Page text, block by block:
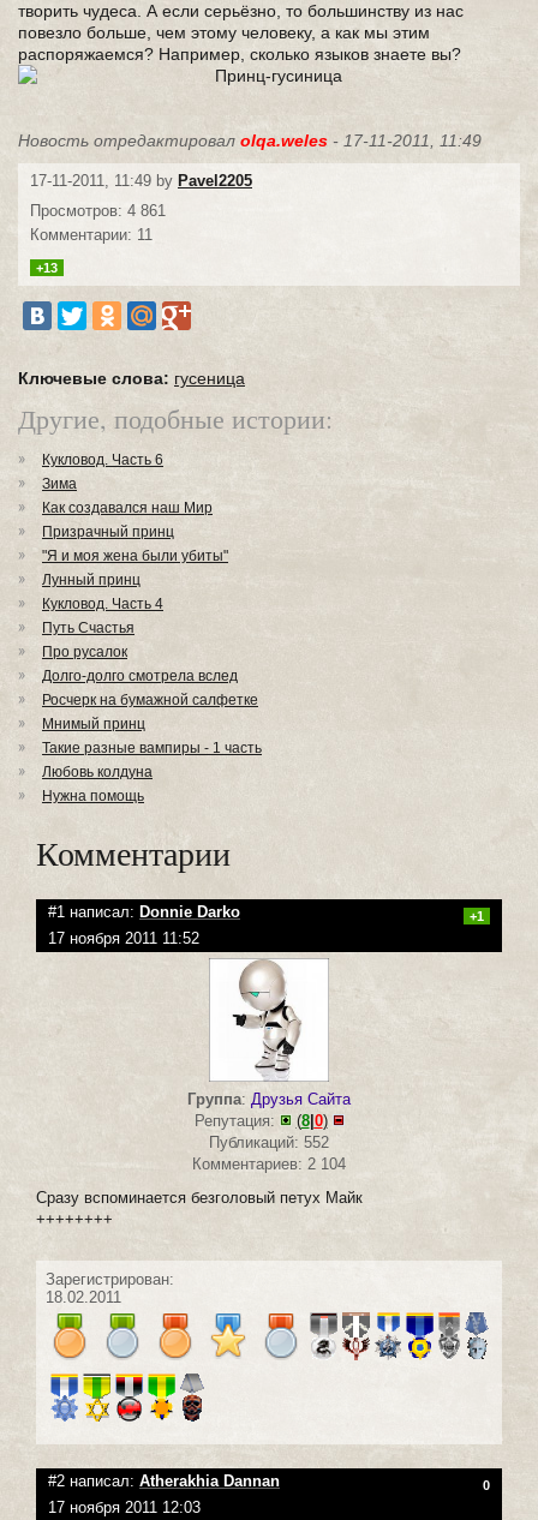
творить чудеса. А если серьёзно, то большинству из нас
повезло больше, чем этому человеку, а как мы этим
распоряжаемся? Например, сколько языков знаете вы?
Новость отредактировал olqa.weles - 17-11-2011, 11:49
17-11-2011, 11:49 by Pavel2205
Просмотров: 4 861
Комментарии: 11
+13
Ключевые слова: гусеница
Другие, подобные истории:
Кукловод. Часть 6
Зима
Как создавался наш Мир
Призрачный принц
"Я и моя жена были убиты"
Лунный принц
Кукловод. Часть 4
Путь Счастья
Про русалок
Долго-долго смотрела вслед
Росчерк на бумажной салфетке
Мнимый принц
Такие разные вампиры - 1 часть
Любовь колдуна
Нужна помощь
Комментарии
#1 написал: Donnie Darko +1
17 ноября 2011 11:52
Группа: Друзья Сайта
Репутация:
(8|0)
Публикаций: 552
Комментариев: 2 104
Сразу вспоминается безголовый петух Майк
++++++++
Зарегистрирован:
18.02.2011
#2 написал: Atherakhia Dannan 0
17 ноября 2011 12:03